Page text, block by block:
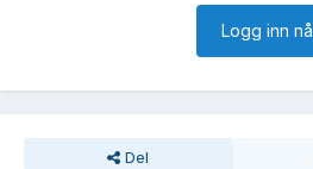
Logg inn nå
Del